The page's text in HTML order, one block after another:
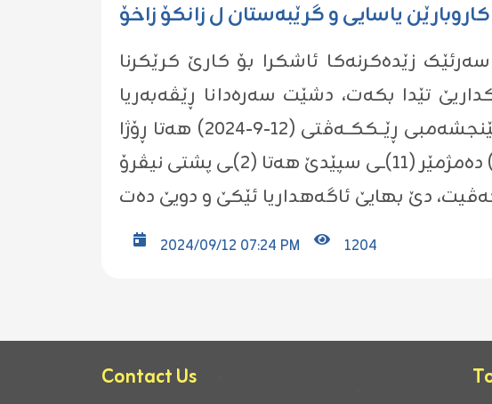
یاسایی و گرێبەستان ل زانکۆ زاخۆ
زێدەکرنەکا ئاشکرا بۆ کارێ کرێکرنا
تێدا بکەت، دشێت سەرەدانا ڕێڤەبەریا
کاروبارێن یاسایی و گرێبەستان ل سەرۆکاتیا زانکۆیێ بکەت، هەر ژ ڕۆژا پێنجشەمبی ڕێــککــەڤتی (١٢-٩-٢٠٢٤) هەتا ڕۆژا
2024/09/12 07:24 PM 1204
Contact Us